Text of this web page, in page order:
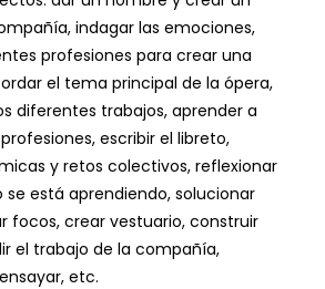
indagar las emociones,
profesiones para crear una
el tema principal de la ópera,
diferentes trabajos, aprender a
escribir el libreto,
y retos colectivos, reflexionar
está aprendiendo, solucionar
focos, crear vestuario, construir
el trabajo de la compañía,
etc.